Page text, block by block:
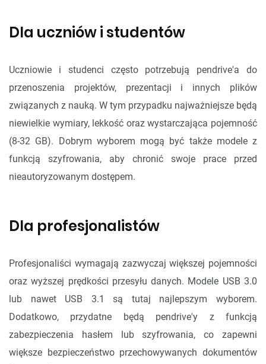
Dla uczniów i studentów
Uczniowie i studenci często potrzebują pendrive'a do
przenoszenia projektów, prezentacji i innych plików
związanych z nauką. W tym przypadku najważniejsze będą
niewielkie wymiary, lekkość oraz wystarczająca pojemność
(8-32 GB). Dobrym wyborem mogą być także modele z
funkcją szyfrowania, aby chronić swoje prace przed
nieautoryzowanym dostępem.
Dla profesjonalistów
Profesjonaliści wymagają zazwyczaj większej pojemności
oraz wyższej prędkości przesyłu danych. Modele USB 3.0
lub nawet USB 3.1 są tutaj najlepszym wyborem.
Dodatkowo, przydatne będą pendrive'y z funkcją
zabezpieczenia hasłem lub szyfrowania, co zapewni
większe bezpieczeństwo przechowywanych dokumentów